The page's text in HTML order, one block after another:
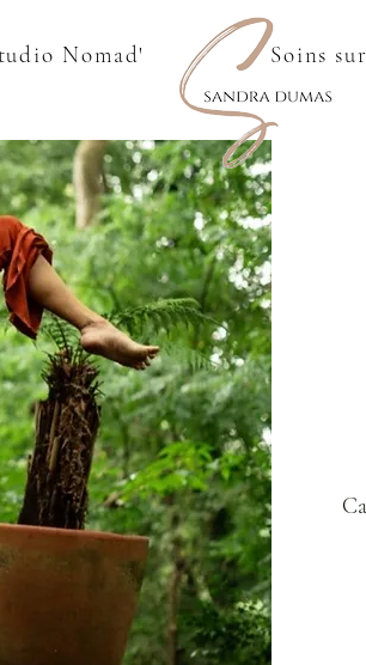
Nomad' Soins